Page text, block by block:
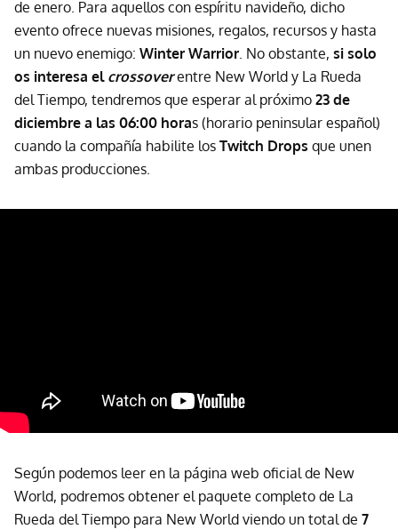
de enero. Para aquellos con espíritu navideño, dicho
evento ofrece nuevas misiones, regalos, recursos y hasta
un nuevo enemigo: Winter Warrior . No obstante, si solo
os interesa el crossover entre New World y La Rueda
del Tiempo, tendremos que esperar al próximo 23 de
diciembre a las 06:00 horas (horario peninsular español)
cuando la compañía habilite los Twitch Drops que unen
ambas producciones.
Según podemos leer en la página web oficial de New
World, podremos obtener el paquete completo de La
Rueda del Tiempo para New World viendo un total de 7